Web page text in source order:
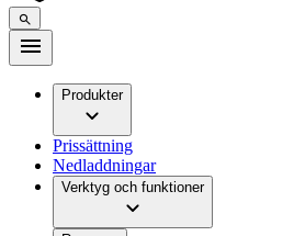
Produkter
Prissättning
Nedladdningar
Verktyg och funktioner